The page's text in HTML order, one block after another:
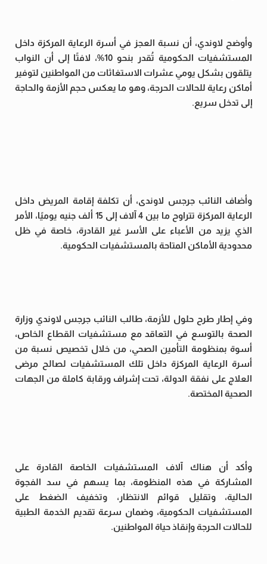
وأوضح لاوندي، أن نسبة العجز في أسرة الرعاية المركزة داخل
المستشفيات الحكومية تُقدر بنحو 10%، لافتًا إلى أن النواب
يتلقون بشكل يومي عشرات الاستغاثات من المواطنين لتوفير
أماكن رعاية للحالات الحرجة، وهو ما يعكس حجم الأزمة والحاجة
إلى تدخل سريع.
وأضاف النائب جرجس لاوندى، أن تكلفة إقامة المريض داخل
الرعاية المركزة تتراوح ما بين 4 آلاف إلى 15 ألف جنيه يوميًا، الأمر
الذي يزيد من الأعباء على الأسر غير القادرة، خاصة في ظل
محدودية الأماكن المتاحة بالمستشفيات الحكومية.
وفي إطار طرح حلول للأزمة، طالب النائب جرجس لاوندي وزارة
الصحة بالتوسع في التعاقد مع مستشفيات القطاع الخاص،
أسوة بمنظومة التأمين الصحي، من خلال تخصيص نسبة من
أسرة الرعاية المركزة داخل تلك المستشفيات لصالح مرضى
العلاج على نفقة الدولة، تحت إشراف ورقابة كاملة من الجهات
الصحية المختصة.
وأكد أن هناك آلاف المستشفيات الخاصة القادرة على
المشاركة في هذه المنظومة، بما يسهم في سد الفجوة
الحالية، وتقليل قوائم الانتظار، وتخفيف الضغط على
المستشفيات الحكومية، وضمان سرعة تقديم الخدمة الطبية
للحالات الحرجة وإنقاذ حياة المواطنين.